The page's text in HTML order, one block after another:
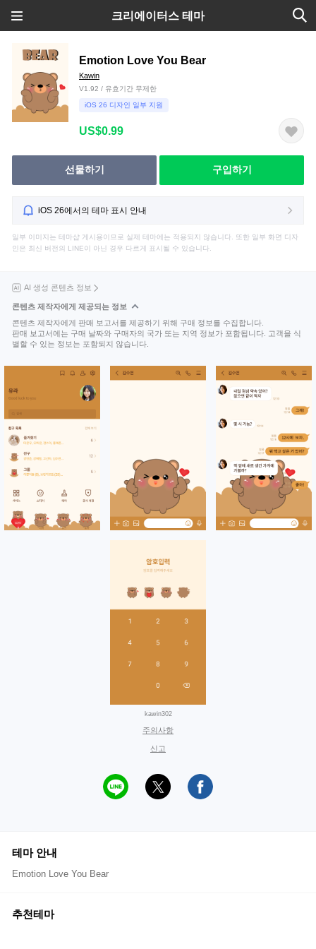
크리에이터스 테마
Emotion Love You Bear
Kawin
V1.92 / 유효기간 무제한
iOS 26 디자인 일부 지원
US$0.99
선물하기 구입하기
iOS 26에서의 테마 표시 안내
일부 이미지는 테마샵 게시용이므로 실제 테마에는 적용되지 않습니다. 또한 일부 화면 디자
인은 최신 버전의 LINE이 아닌 경우 다르게 표시될 수 있습니다.
AI 생성 콘텐츠 정보
콘텐츠 제작자에게 제공되는 정보
콘텐츠 제작자에게 판매 보고서를 제공하기 위해 구매 정보를 수집합니다.
판매 보고서에는 구매 날짜와 구매자의 국가 또는 지역 정보가 포함됩니다. 고객을 식
별할 수 있는 정보는 포함되지 않습니다.
kawin302
주의사항
신고
테마 안내
Emotion Love You Bear
추천테마